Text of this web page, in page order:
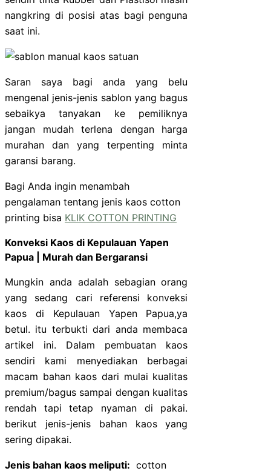
nangkring di posisi atas bagi penguna
saat ini.
Saran saya bagi anda yang belu
mengenal jenis-jenis sablon yang bagus
sebaikya tanyakan ke pemiliknya
jangan mudah terlena dengan harga
murahan dan yang terpenting minta
garansi barang.
Bagi Anda ingin menambah
pengalaman tentang jenis kaos cotton
printing bisa KLIK COTTON PRINTING
Konveksi Kaos di Kepulauan Yapen
Papua | Murah dan Bergaransi
Mungkin anda adalah sebagian orang
yang sedang cari referensi konveksi
kaos di Kepulauan Yapen Papua,ya
betul. itu terbukti dari anda membaca
artikel ini. Dalam pembuatan kaos
sendiri kami menyediakan berbagai
macam bahan kaos dari mulai kualitas
premium/bagus sampai dengan kualitas
rendah tapi tetap nyaman di pakai.
berikut jenis-jenis bahan kaos yang
sering dipakai.
Jenis bahan kaos meliputi: cotton